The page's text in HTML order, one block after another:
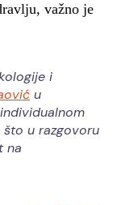
važno je
i
u
u razgovoru
na